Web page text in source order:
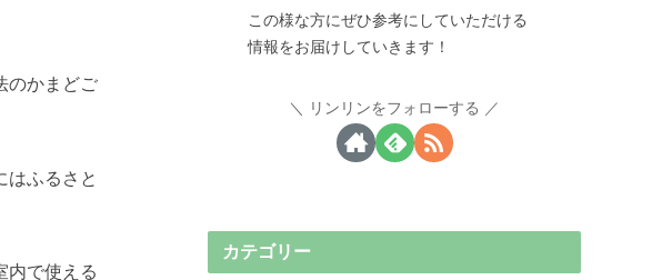
のかまどご
はふるさと
内で使える
この様な方にぜひ参考にしていただける
情報をお届けしていきます！
リンリンをフォローする
カテゴリー